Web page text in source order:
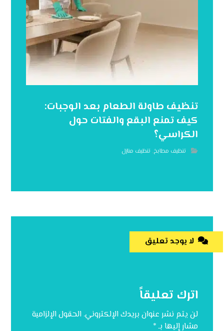
تنظيف طاولة الطعام بعد الوجبات:
كيف تمنع البقع والفتات حول
الكراسي؟
تنظيف مطابخ,تنظيف منازل
لا يوجد تعليق
اترك تعليقاً
لن يتم نشر عنوان بريدك الإلكتروني. الحقول الإلزامية
مشار إليها بـ*